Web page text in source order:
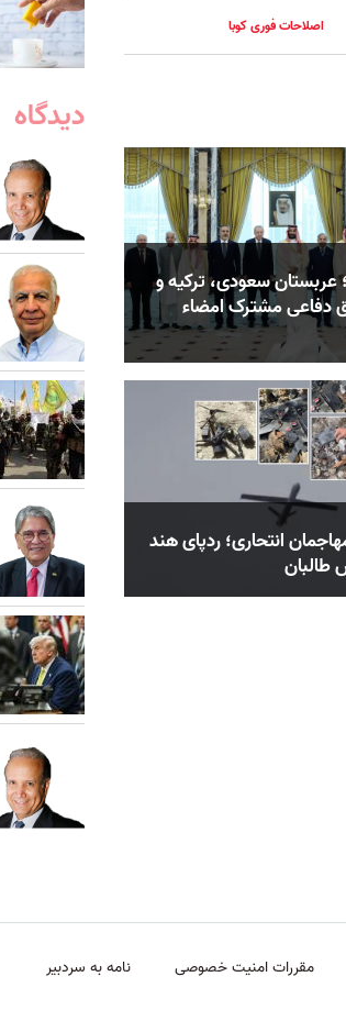
اصلاحات فوری کوبا
عربستان سعودی، ترکیه و
دفاعی مشترک امضاء
انتحاری؛ ردپای هند
طالبان
دیدگاه
مقررات امنیت خصوصی نامه به سردبیر